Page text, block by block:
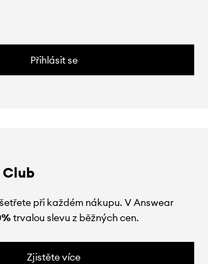
Přihlásit se
při každém nákupu. V Answear
trvalou slevu z běžných cen.
Zjistěte více